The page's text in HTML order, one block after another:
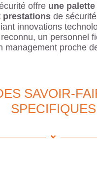
offre une
prestations de
innovations
un personnel
management proche
SAVOIR-
SPECIFIQUES